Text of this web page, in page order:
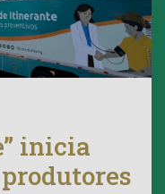
inicia